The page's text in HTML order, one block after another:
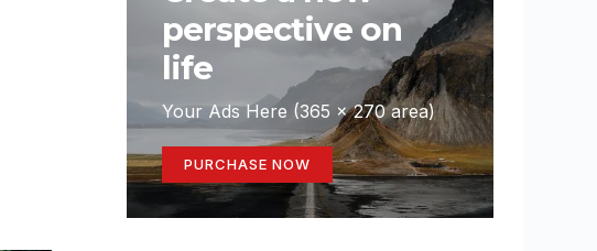
perspective on
life
Your Ads Here (365 x 270 area)
PURCHASE NOW